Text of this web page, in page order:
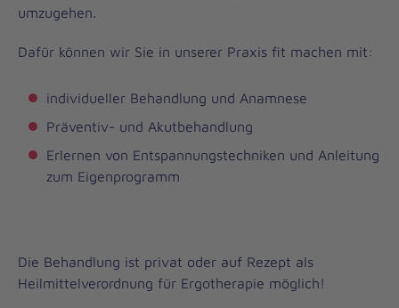
umzugehen.
Dafür können wir Sie in unserer Praxis fit machen mit:
individueller Behandlung und Anamnese
Präventiv- und Akutbehandlung
Erlernen von Entspannungstechniken und Anleitung
zum Eigenprogramm
Die Behandlung ist privat oder auf Rezept als
Heilmittelverordnung für Ergotherapie möglich!